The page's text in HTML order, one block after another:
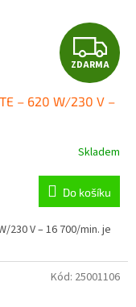
Z
D
A
R
M
A
ZDARMA
– 620 W/230 V –
Skladem
Do košíku
230 V – 16 700/min. je
Kód: 25001106